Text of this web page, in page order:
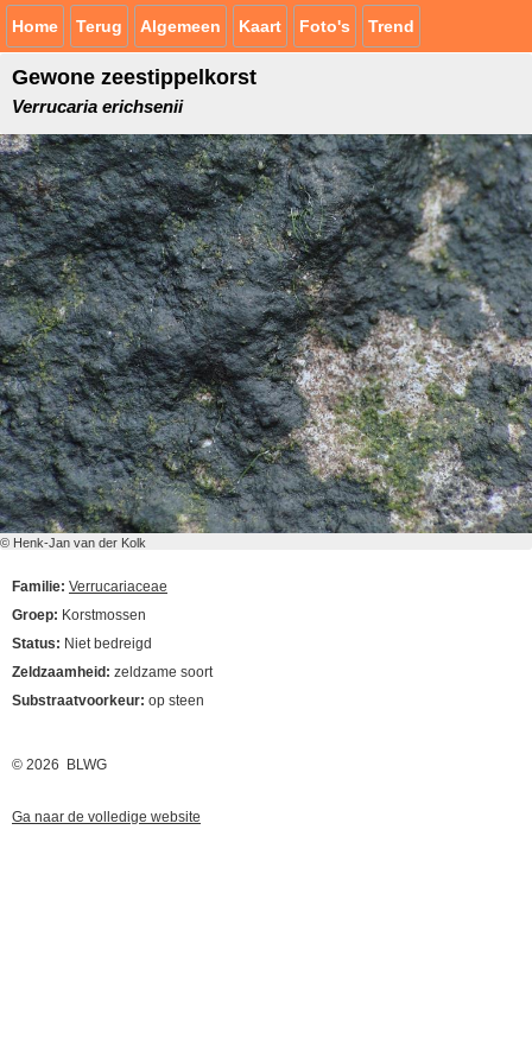
Home Terug Algemeen Kaart Foto's Trend
Gewone zeestippelkorst
Verrucaria erichsenii
© Henk-Jan van der Kolk
Familie: Verrucariaceae
Groep: Korstmossen
Status: Niet bedreigd
Zeldzaamheid: zeldzame soort
Substraatvoorkeur: op steen
© 2026 BLWG
Ga naar de volledige website